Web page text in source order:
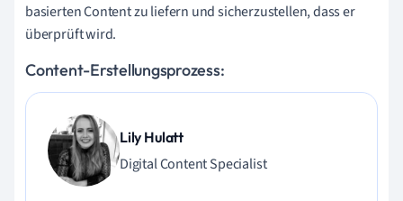
basierten Content zu liefern und sicherzustellen, dass er
überprüft wird.
Content-Erstellungsprozess:
Lily Hulatt
Digital Content Specialist